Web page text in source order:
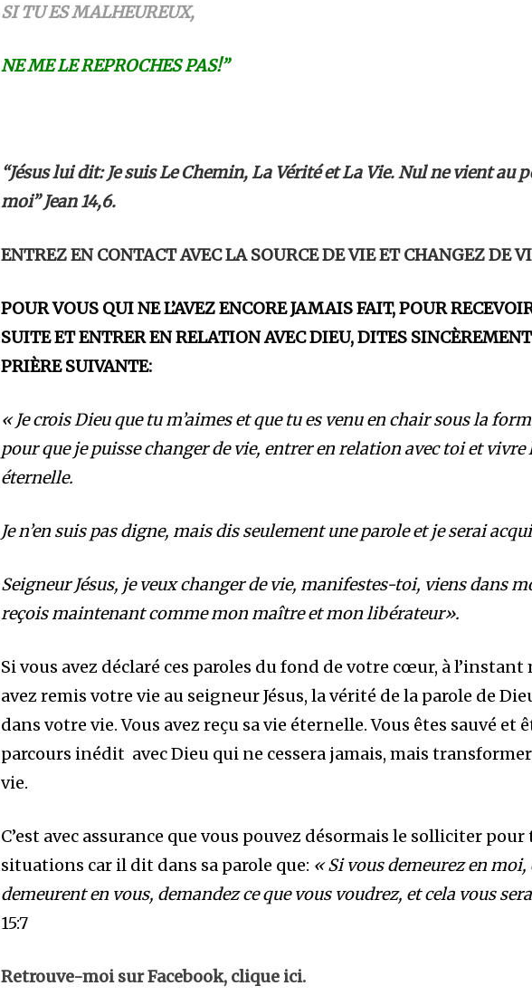
SI TU ES MALHEUREUX,
NE ME LE REPROCHES PAS!”
“Jésus lui dit: Je suis Le Chemin, La Vérité et La Vie. Nul ne vient au
moi” Jean 14,6.
ENTREZ EN CONTACT AVEC LA SOURCE DE VIE ET CHANGEZ DE
POUR VOUS QUI NE L’AVEZ ENCORE JAMAIS FAIT, POUR
SUITE ET ENTRER EN RELATION AVEC DIEU, DITES
PRIÈRE SUIVANTE:
« Je crois Dieu que tu m’aimes et que tu es venu en chair sous la
pour que je puisse changer de vie, entrer en relation avec toi et vivre
éternelle.
Je n’en suis pas digne, mais dis seulement une parole et je serai
Seigneur Jésus, je veux changer de vie, manifestes-toi, viens dans
reçois maintenant comme mon maître et mon libérateur».
Si vous avez déclaré ces paroles du fond de votre cœur, à l’instant
avez remis votre vie au seigneur Jésus, la vérité de la parole de
dans votre vie. Vous avez reçu sa vie éternelle. Vous êtes sauvé et
parcours inédit avec Dieu qui ne cessera jamais, mais
vie.
C’est avec assurance que vous pouvez désormais le solliciter pour
situations car il dit dans sa parole que: « Si vous demeurez en moi,
demeurent en vous, demandez ce que vous voudrez, et cela vous
15:7
Retrouve-moi sur Facebook, clique ici.